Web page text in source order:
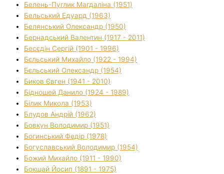
Белень-Пуглик Магдаліна (1951)
Бельський Едуард (1963)
Белянський Олександр (1950)
Бернадський Валентин (1917 - 2011)
Бесєдін Сергій (1901 - 1996)
Бєльський Михайло (1922 - 1994)
Бєльський Олександр (1954)
Биков Євген (1941 - 2010)
Бідношей Данило (1924 - 1989)
Білик Микола (1953)
Блудов Андрій (1962)
Бовкун Володимир (1951)
Богинський Федір (1978)
Богуславський Володимир (1954)
Божий Михайло (1911 - 1990)
Бокшай Йосип (1891 - 1975)